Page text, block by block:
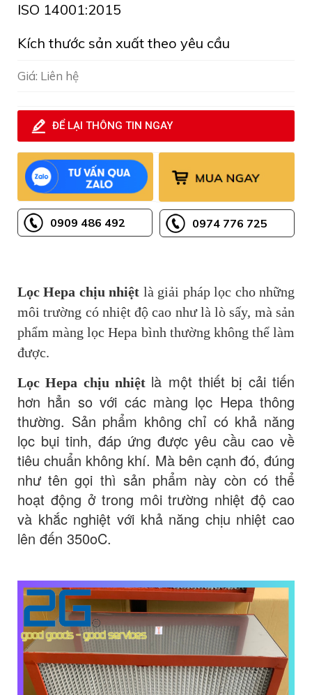
ISO 14001:2015
Kích thước sản xuất theo yêu cầu
Giá: Liên hệ
ĐỂ LẠI THÔNG TIN NGAY
0909 486 492 0974 776 725
Lọc Hepa chịu nhiệt là giải pháp lọc cho những
môi trường có nhiệt độ cao như là lò sấy, mà sản
phẩm màng lọc Hepa bình thường không thể làm
được.
Lọc Hepa chịu nhiệt là một thiết bị cải tiến
hơn hẳn so với các màng lọc Hepa thông
thường. Sản phẩm không chỉ có khả năng
lọc bụi tinh, đáp ứng được yêu cầu cao về
tiêu chuẩn không khí. Mà bên cạnh đó, đúng
như tên gọi thì sản phẩm này còn có thể
hoạt động ở trong môi trường nhiệt độ cao
và khắc nghiệt với khả năng chịu nhiệt cao
lên đến 350oC.